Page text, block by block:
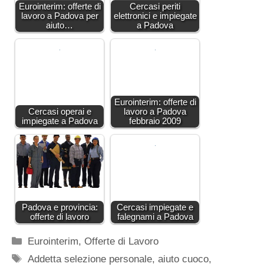
Eurointerim: offerte di
lavoro a Padova per
aiuto…
Cercasi periti
elettronici e impiegate
a Padova
Cercasi operai e
impiegate a Padova
Eurointerim: offerte di
lavoro a Padova
febbraio 2009
Padova e provincia:
offerte di lavoro
Cercasi impiegate e
falegnami a Padova
Categorie
Eurointerim,Offerte di Lavoro
Tag
Addetta selezione personale,aiuto cuoco,